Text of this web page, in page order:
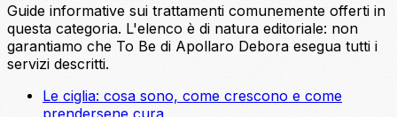
Guide informative sui trattamenti comunemente offerti in
questa categoria. L'elenco è di natura editoriale: non
garantiamo che To Be di Apollaro Debora esegua tutti i
servizi descritti.
Le ciglia: cosa sono, come crescono e come
prendersene cura